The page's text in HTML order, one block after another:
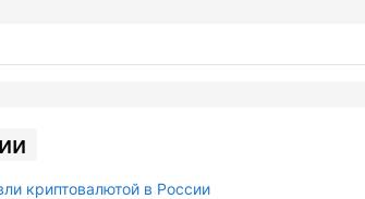
криптовалютой в России